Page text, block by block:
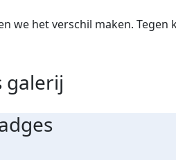
we het verschil maken. Tegen
galerij